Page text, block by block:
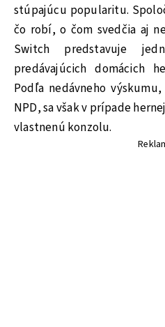
stúpajúcu popularitu.
čo robí, o čom svedčia aj
Switch predstavuje
predávajúcich domácich
Podľa nedávneho
NPD, sa však v prípade
vlastnenú konzolu.